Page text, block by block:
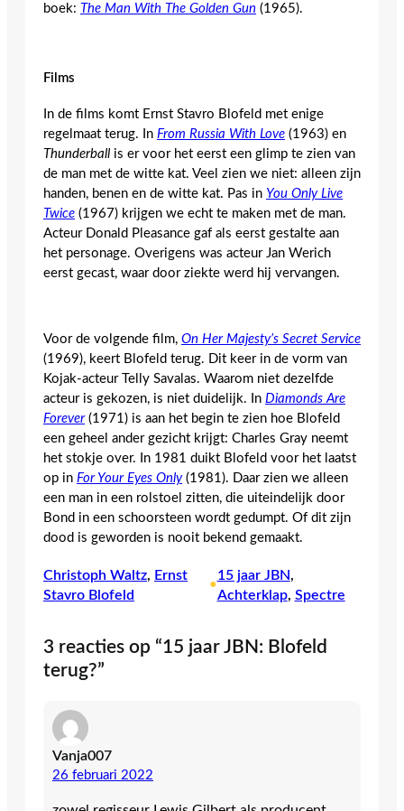
boek: The Man With The Golden Gun (1965).
Films
In de films komt Ernst Stavro Blofeld met enige
regelmaat terug. In From Russia With Love (1963) en
Thunderball is er voor het eerst een glimp te zien van
de man met de witte kat. Veel zien we niet: alleen zijn
handen, benen en de witte kat. Pas in You Only Live
Twice (1967) krijgen we echt te maken met de man.
Acteur Donald Pleasance gaf als eerst gestalte aan
het personage. Overigens was acteur Jan Werich
eerst gecast, waar door ziekte werd hij vervangen.
Voor de volgende film, On Her Majesty’s Secret Service
(1969), keert Blofeld terug. Dit keer in de vorm van
Kojak-acteur Telly Savalas. Waarom niet dezelfde
acteur is gekozen, is niet duidelijk. In Diamonds Are
Forever(1971) is aan het begin te zien hoe Blofeld
een geheel ander gezicht krijgt: Charles Gray neemt
het stokje over. In 1981 duikt Blofeld voor het laatst
op in For Your Eyes Only(1981). Daar zien we alleen
een man in een rolstoel zitten, die uiteindelijk door
Bond in een schoorsteen wordt gedumpt. Of dit zijn
dood is geworden is nooit bekend gemaakt.
Christoph Waltz, Ernst
Stavro Blofeld
•
15 jaar JBN
Achterklap, Spectre
3 reacties op “15 jaar JBN: Blofeld
terug?”
Vanja007
26 februari 2022